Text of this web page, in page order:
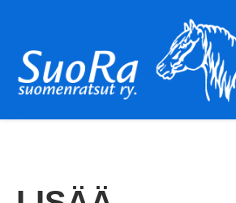
content
Suomenratsut ry. –